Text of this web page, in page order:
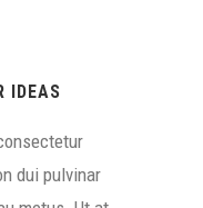
IDEAS
dui pulvinar